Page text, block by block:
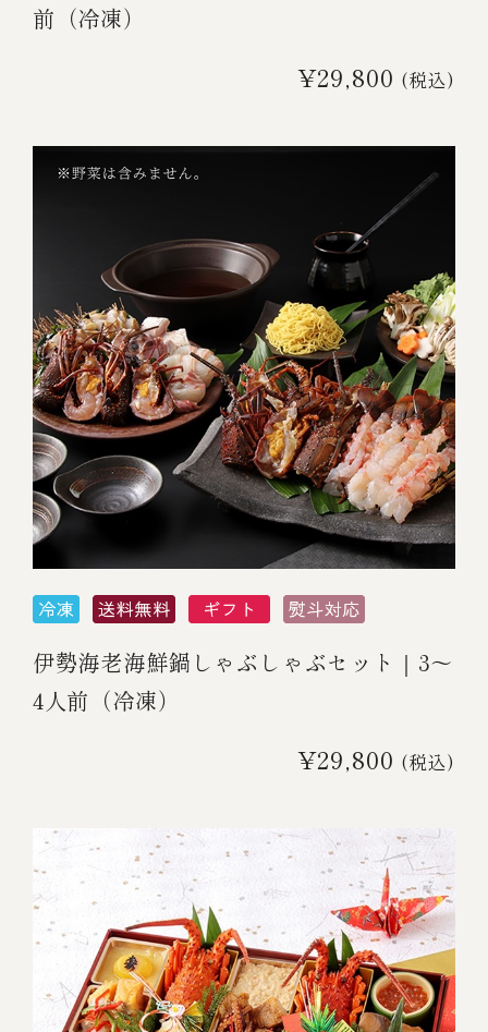
前（冷凍）
¥29,800 (税込)
伊勢海老海鮮鍋しゃぶしゃぶセット｜3～
4人前（冷凍）
¥29,800 (税込)